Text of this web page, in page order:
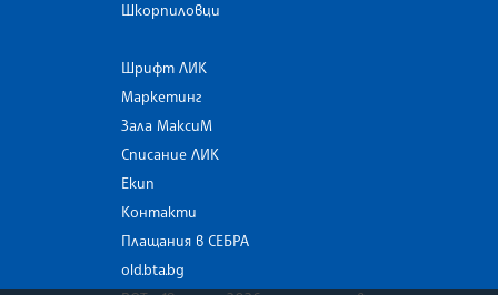
Шкорпиловци
Шрифт ЛИК
Маркетинг
Зала МаксиМ
Списание ЛИК
Екип
Контакти
Плащания в СЕБРА
old.bta.bg